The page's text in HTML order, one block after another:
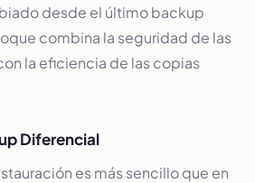
desde el último backup
combina la seguridad de las
la eficiencia de las copias
Diferencial
es más sencillo que en